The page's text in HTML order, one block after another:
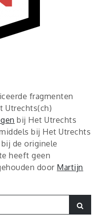
fragmenten
Utrechts(ch)
bij Het Utrechts
bij Het Utrechts
de originele
heeft geen
door Martijn